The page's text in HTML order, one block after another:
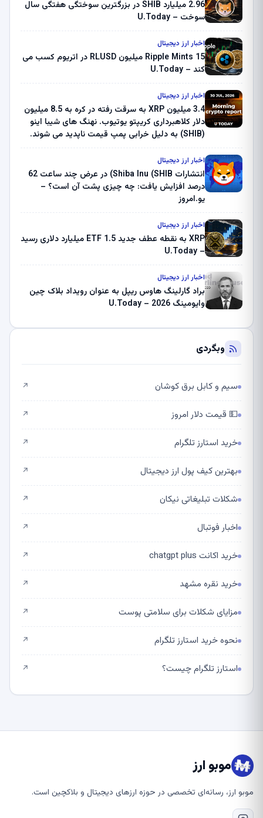
2.96 میلیارد SHIB در بزرگترین سوختگی هفتگی سال
سوخت – U.Today
اخبار ارز دیجیتال
Ripple Mints 15 میلیون RLUSD در اتریوم کسب می
کند – U.Today
اخبار ارز دیجیتال
3.4 میلیون XRP به سرقت رفته در کره به 8.5 میلیون
دلار کلاهبرداری کریپتو یوتیوب. نهنگ های شیبا اینو
(SHIB) به دلیل خرابی پمپ قیمت ناپدید می شوند.
ثبت کرد – گزارش کریپتو صبح – U.Today
اخبار ارز دیجیتال
انتشارات Shiba Inu (SHIB) در عرض چند ساعت 62
درصد افزایش یافت: چه چیزی پشت آن است؟ –
یو.امروز
اخبار ارز دیجیتال
XRP به نقطه عطف جدید ETF 1.5 میلیارد دلاری رسید
– U.Today
اخبار ارز دیجیتال
براد گارلینگ هاوس ریپل به عنوان رویداد بلاک چین
وایومینگ 2026 – U.Today
وبگردی
سیم و کابل برق کوشان ↗
💵 قیمت دلار امروز ↗
خرید استارز تلگرام ↗
بهترین کیف پول ارز دیجیتال ↗
شکلات تبلیغاتی نیکان ↗
اخبار فوتبال ↗
خرید اکانت chatgpt plus ↗
خرید نقره مشهد ↗
مزایای شکلات برای سلامتی پوست ↗
نحوه خرید استارز تلگرام ↗
استارز تلگرام چیست؟ ↗
موبو ارز
موبو ارز، رسانه‌ای تخصصی در حوزه ارزهای دیجیتال و بلاکچین است.